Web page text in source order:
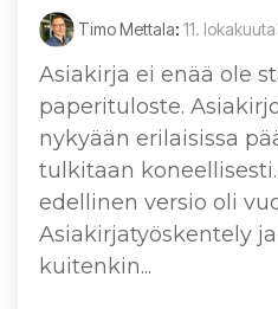
Timo Mettala: 11.
Asiakirja ei enää ole
paperituloste.
nykyään erilaisissa
tulkitaan
edellinen versio oli
Asiakirjatyöskentely
kuitenkin...